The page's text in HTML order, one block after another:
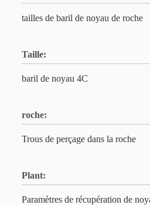
tailles de baril de noyau de roche
Taille:
baril de noyau 4C
roche:
Trous de perçage dans la roche
Plant:
Paramètres de récupération de